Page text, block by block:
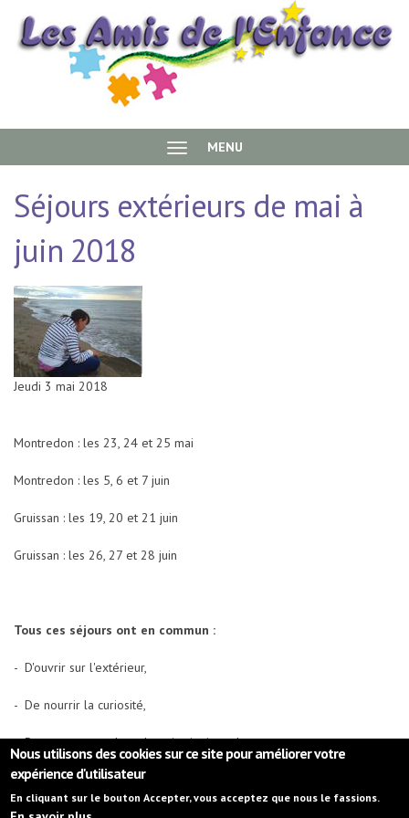
Association
les Amis de
l’enfance
MENU
Séjours extérieurs de mai à
juin 2018
Jeudi 3 mai 2018
Montredon : les 23, 24 et 25 mai
Montredon : les 5, 6 et 7 juin
Gruissan : les 19, 20 et 21 juin
Gruissan : les 26, 27 et 28 juin
Tous ces séjours ont en commun :
- D'ouvrir sur l'extérieur,
- De nourrir la curiosité,
- De couper avec le rythme institutionnel.
Mentions légales
Nous utilisons des cookies sur ce site pour améliorer votre
expérience d'utilisateur
En cliquant sur le bouton Accepter, vous acceptez que nous le fassions.